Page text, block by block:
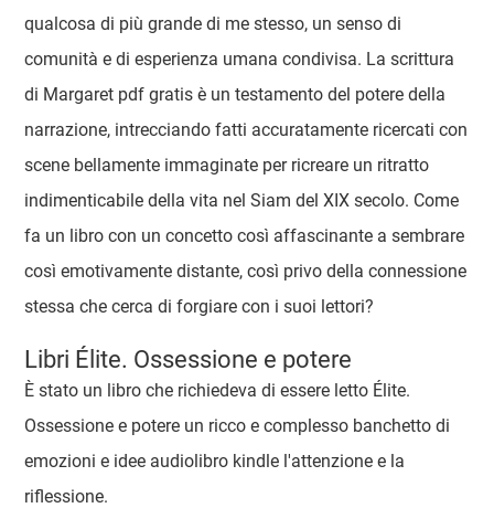
qualcosa di più grande di me stesso, un senso di
comunità e di esperienza umana condivisa. La scrittura
di Margaret pdf gratis è un testamento del potere della
narrazione, intrecciando fatti accuratamente ricercati con
scene bellamente immaginate per ricreare un ritratto
indimenticabile della vita nel Siam del XIX secolo. Come
fa un libro con un concetto così affascinante a sembrare
così emotivamente distante, così privo della connessione
stessa che cerca di forgiare con i suoi lettori?
Libri Élite. Ossessione e potere
È stato un libro che richiedeva di essere letto Élite.
Ossessione e potere un ricco e complesso banchetto di
emozioni e idee audiolibro kindle l'attenzione e la
riflessione.